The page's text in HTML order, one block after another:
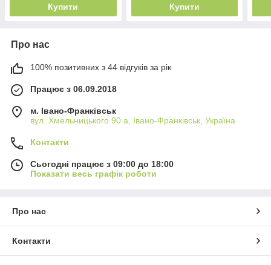
Купити Купити
Про нас
100% позитивних з 44 відгуків за рік
Працює з 06.09.2018
м. Івано-Франківськ
вул. Хмельницького 90 а, Івано-Франківськ, Україна
Контакти
Сьогодні працює з 09:00 до 18:00
Показати весь графік роботи
Про нас
Контакти